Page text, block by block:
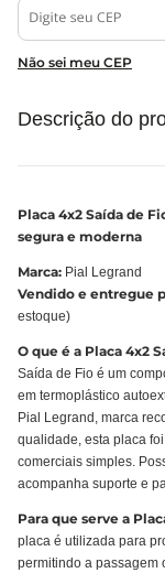
Não sei meu CEP
Descrição do
Placa 4x2 Saída de
segura e moderna
Marca: Pial Legrand
Vendido e entregue
estoque)
O que é a Placa 4x2
Saída de Fio é um
em termoplástico
Pial Legrand, marca
qualidade, esta placa
comerciais simples.
acompanha suporte e
Para que serve a
placa é utilizada para
permitindo a passagem